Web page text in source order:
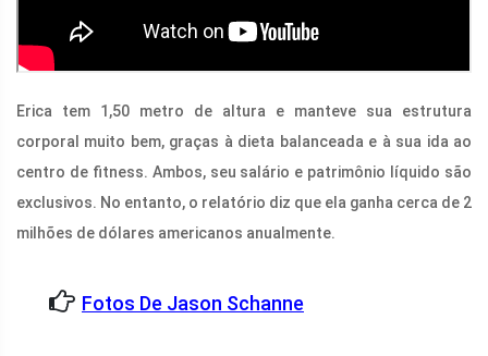
Erica tem 1,50 metro de altura e manteve sua estrutura
corporal muito bem, graças à dieta balanceada e à sua ida ao
centro de fitness. Ambos, seu salário e patrimônio líquido são
exclusivos. No entanto, o relatório diz que ela ganha cerca de 2
milhões de dólares americanos anualmente.
Fotos De Jason Schanne